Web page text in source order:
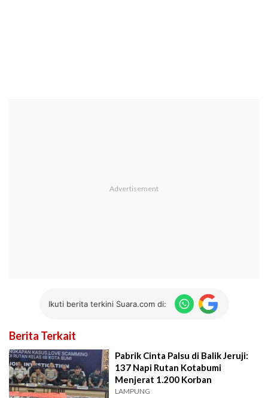
Ikuti berita terkini Suara.com di:
Berita Terkait
Pabrik Cinta Palsu di Balik Jeruji:
137 Napi Rutan Kotabumi
Menjerat 1.200 Korban
LAMPUNG